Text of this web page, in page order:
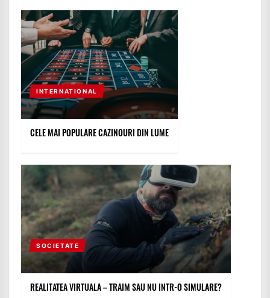
INTERNATIONAL
CELE MAI POPULARE CAZINOURI DIN LUME
SOCIETATE
REALITATEA VIRTUALA – TRAIM SAU NU INTR-O SIMULARE?